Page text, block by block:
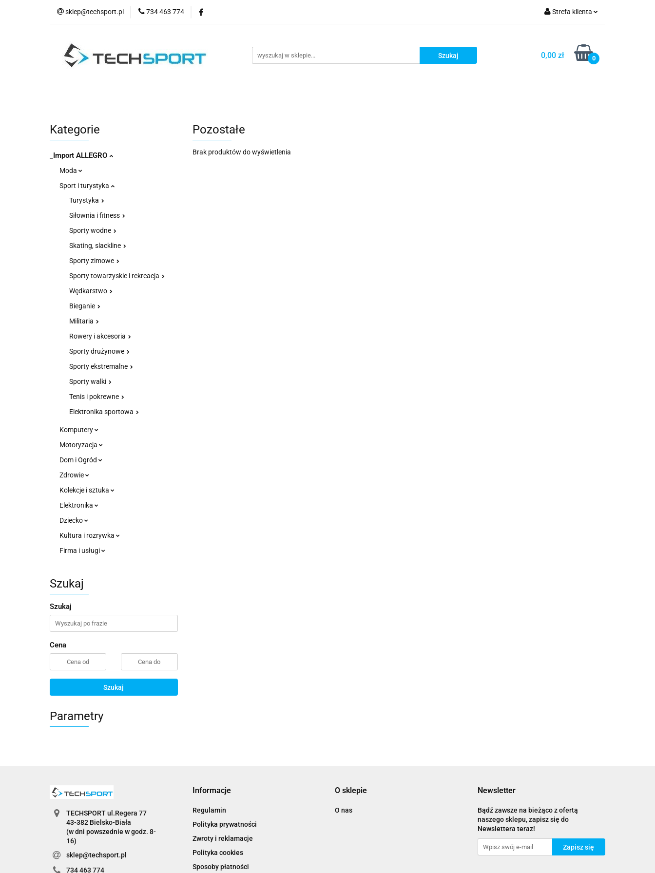
sklep@techsport.pl 734 463 774 Strefa klienta
Zarejestruj się
Dodaj zgłoszenie
0,00 zł 0
WYPRZEDAŻ
Kategorie
_Import ALLEGRO
Moda
Sport i turystyka
Turystyka
Siłownia i fitness
Sporty wodne
Skating, slackline
Sporty zimowe
Sporty towarzyskie i rekreacja
Wędkarstwo
Bieganie
Militaria
Rowery i akcesoria
Sporty drużynowe
Sporty ekstremalne
Sporty walki
Tenis i pokrewne
Elektronika sportowa
Komputery
Motoryzacja
Dom i Ogród
Zdrowie
Kolekcje i sztuka
Elektronika
Dziecko
Kultura i rozrywka
Firma i usługi
Szukaj
Szukaj
Cena
Szukaj
Parametry
Pozostałe
Brak produktów do wyświetlenia
TECHSPORT ul.Regera 77
43-382 Bielsko-Biała
(w dni powszednie w godz. 8-
16)
sklep@techsport.pl
734 463 774
Informacje
Regulamin
Polityka prywatności
Zwroty i reklamacje
Polityka cookies
Sposoby płatności
O sklepie
O nas
Newsletter
Bądź zawsze na bieżąco z ofertą
naszego sklepu, zapisz się do
Newslettera teraz!